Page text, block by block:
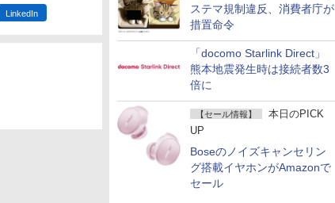
ステマ規制違反、消費者庁が
措置命令
「docomo Starlink Direct」
熊本地震発生時は接続者数3
倍に
【セール情報】
本日のPICK
UP
Boseのノイズキャンセリン
グ搭載イヤホンがAmazonで
セール
LinkedIn